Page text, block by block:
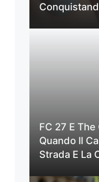
FC 27 E
Quando Il
Strada E La